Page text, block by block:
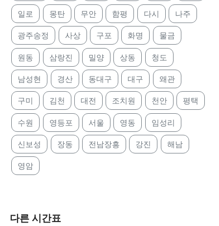
일로 몽탄 무안 함평 다시 나주
광주송정 사상 구포 화명 물금
원동 삼랑진 밀양 상동 청도
남성현 경산 동대구 대구 왜관
구미 김천 대전 조치원 천안 평택
수원 영등포 서울 영동 임성리
신보성 장동 전남장흥 강진 해남
영암
다른 시간표